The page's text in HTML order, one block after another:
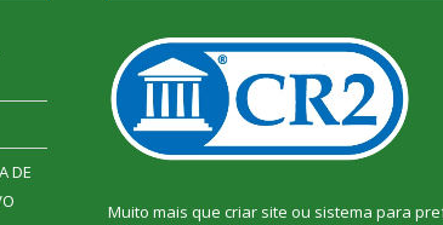
DE
Muito mais que criar site ou sistema para